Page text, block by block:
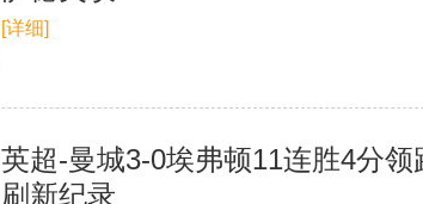
[详细]
英超-曼城3-0埃弗顿11连胜4分
刷新纪录